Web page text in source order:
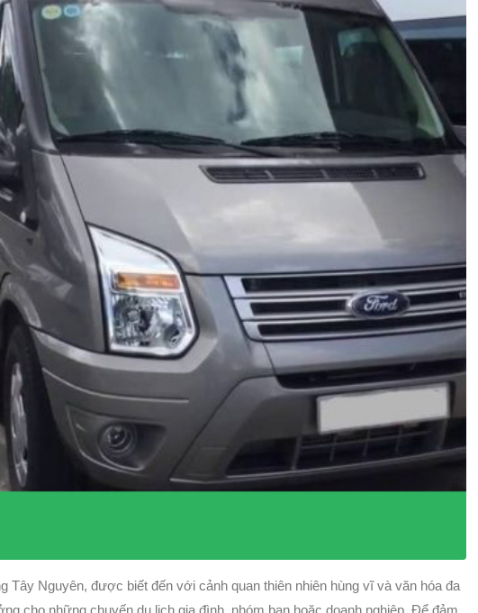
Tây Nguyên, được biết đến với cảnh quan thiên nhiên hùng vĩ và văn hóa đa
cho những chuyến du lịch gia đình, nhóm bạn hoặc doanh nghiệp. Để đảm